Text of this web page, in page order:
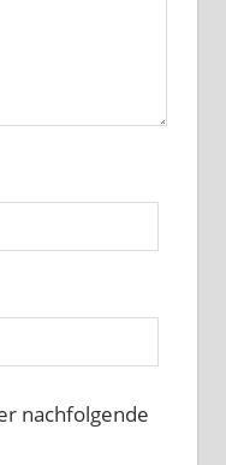
nachfolgende